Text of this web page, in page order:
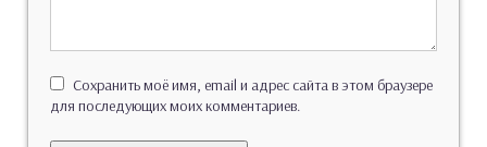
Сохранить моё имя, email и адрес сайта в этом браузере
для последующих моих комментариев.